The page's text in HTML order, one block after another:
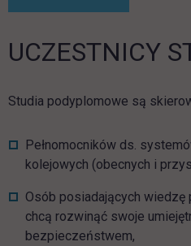
UCZESTNICY
Studia podyplomowe są
Pełnomocników ds.
kolejowych (obecnych i
Osób posiadających wiedzę
chcą rozwinąć swoje
bezpieczeństwem,